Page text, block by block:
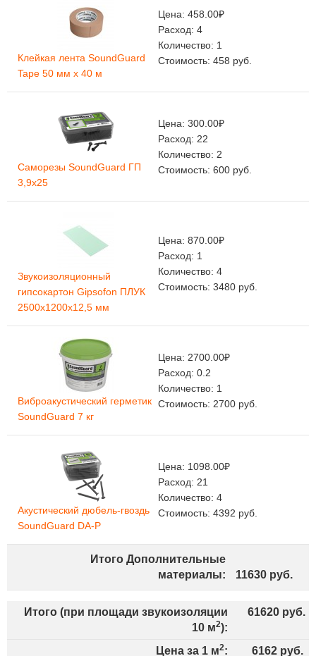
Клейкая лента SoundGuard
Tape 50 мм х 40 м
Цена: 458.00₽
Расход: 4
Количество: 1
Стоимость: 458 руб.
Саморезы SoundGuard ГП
3,9х25
Цена: 300.00₽
Расход: 22
Количество: 2
Стоимость: 600 руб.
Звукоизоляционный
гипсокартон Gipsofon ПЛУК
2500х1200х12,5 мм
Цена: 870.00₽
Расход: 1
Количество: 4
Стоимость: 3480 руб.
Виброакустический герметик
SoundGuard 7 кг
Цена: 2700.00₽
Расход: 0.2
Количество: 1
Стоимость: 2700 руб.
Акустический дюбель-гвоздь
SoundGuard DA-P
Цена: 1098.00₽
Расход: 21
Количество: 4
Стоимость: 4392 руб.
Итого Дополнительные
материалы:
11630 руб.
Итого (при площади звукоизоляции
10 м2):
61620 руб.
Цена за 1 м2: 6162 руб.